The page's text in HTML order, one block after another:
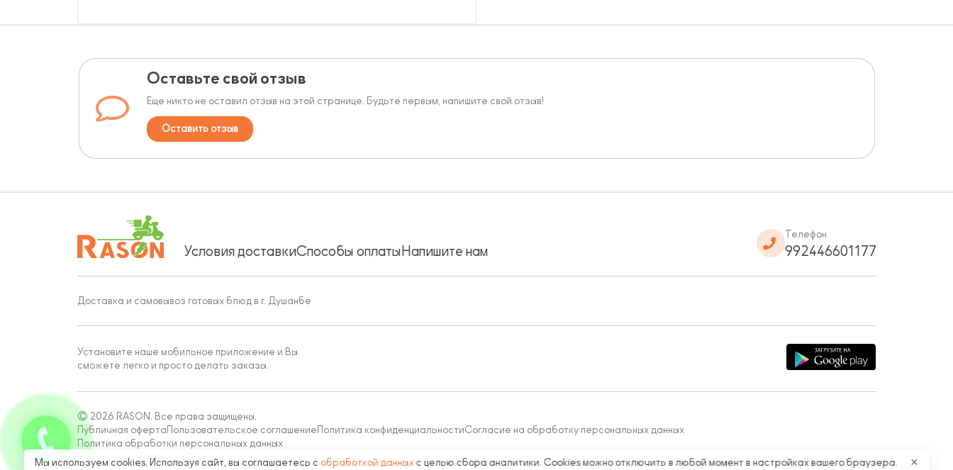
Оставьте свой отзыв
Еще никто не оставил отзыв на этой странице. Будьте первым, напишите свой отзыв!
Оставить отзыв
Условия доставкиСпособы оплатыНапишите нам
Телефон
992446601177
Доставка и самовывоз готовых блюд в г. Душанбе
Установите наше мобильное приложение и Вы
сможете легко и просто делать заказы.
© 2026 RASON. Все права защищены.
Публичная оферта Пользовательское соглашение Политика конфиденциальностиСогласие на обработку персональных данных
Политика обработки персональных данных
Работает на Moba
Мы используем cookies. Используя сайт, вы соглашаетесь с обработкой данных с целью сбора аналитики. Cookies можно отключить в любой момент в настройках вашего браузера. ✕